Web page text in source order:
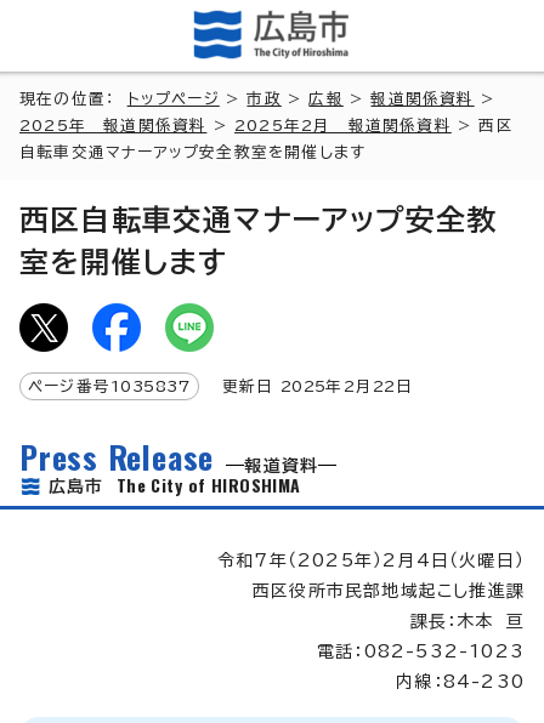
現在の位置： トップページ >市政 >広報 >報道関係資料
>
2025年 報道関係資料
> 2025年2月 報道関係資料
> 西区
自転車交通マナーアップ安全教室を開催します
西区自転車交通マナーアップ安全教
室を開催します
ページ番号 1035837 更新日 2025年2月 22 日
Press Release
報道資料
広島市 The City of HIROSHIMA
令和7年（2025年）2月4日（火曜日）
西区役所市民部地域起こし推進課
課長：木本 亘
電話：082-532-1023
内線：84-230